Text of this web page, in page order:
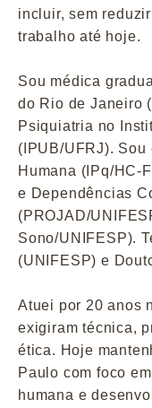
incluir, sem
trabalho até hoje.
Sou médica
do Rio de Janeiro
Psiquiatria no
(IPUB/UFRJ).
Humana (IPq/HC-
e Dependências
(PROJAD/
Sono/UNIFESP).
(UNIFESP) e
Atuei por 20 anos
exigiram técnica,
ética. Hoje
Paulo com foco
humana e